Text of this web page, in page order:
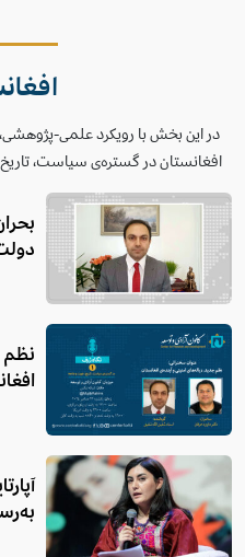
در این بخش با رویکرد علمی-
افغانستان در گستره‌ی سیاست،